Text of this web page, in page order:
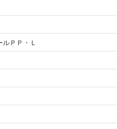
ＰＰ・Ｌ